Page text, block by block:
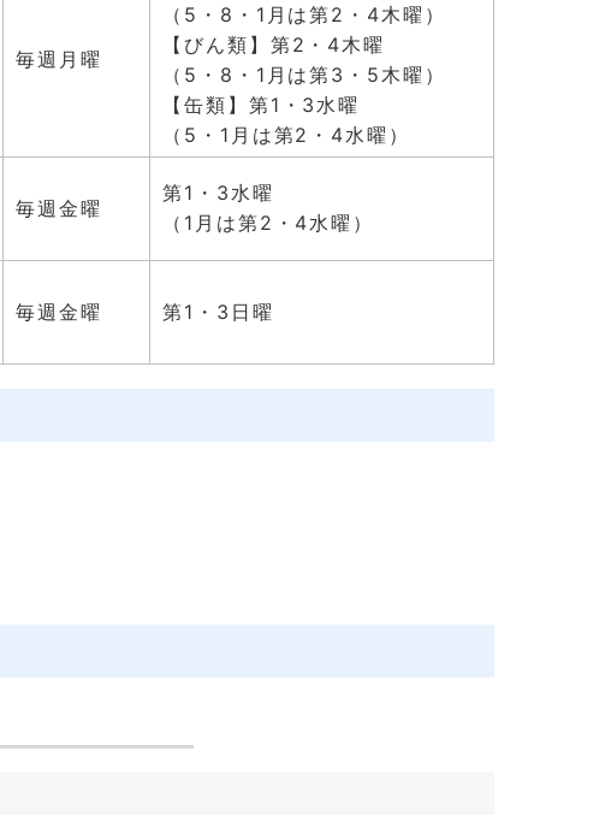
毎週月曜
（5・8・1月は第2・4木曜）
【びん類】第2・4木曜
（5・8・1月は第3・5木曜）
【缶類】第1・3水曜
（5・1月は第2・4水曜）
毎週金曜
第1・3水曜
（1月は第2・4水曜）
毎週金曜 第1・3日曜